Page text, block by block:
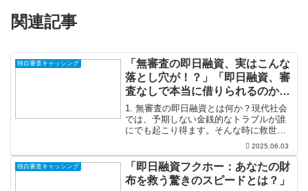
関連記事
独自審査キャッシング
「無審査の即日融資、実はこんな
落とし穴が！？」「即日融資、審
査なしで本当に借りられるのか検
証！」
1. 無審査の即日融資とは何か？現代社会
では、予期しない金銭的なトラブルが誰
にでも起こり得ます。そんな時に救世主
となるのが「無審査の即日融資」です。
このサービスは、申込者が審査を通さず
に必要な資金を迅速に手に入れることが
できるため、特に急な...
2025.06.03
独自審査キャッシング
「即日融資フクホー：あなたの財
布を救う驚きのスピードとは？」